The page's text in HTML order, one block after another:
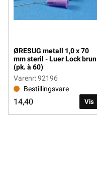
ØRESUG metall 1,0 x 70
mm steril - Luer Lock brun
(pk. à 60)
Varenr: 92196
Bestillingsvare
14,40 Vis